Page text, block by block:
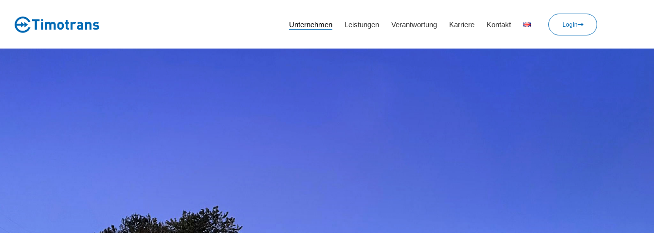
Unternehmen Leistungen Verantwortung Karriere Kontakt Login